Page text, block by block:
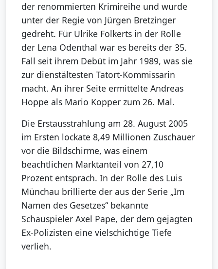
der renommierten Krimireihe und wurde
unter der Regie von Jürgen Bretzinger
gedreht. Für Ulrike Folkerts in der Rolle
der Lena Odenthal war es bereits der 35.
Fall seit ihrem Debüt im Jahr 1989, was sie
zur dienstältesten Tatort-Kommissarin
macht. An ihrer Seite ermittelte Andreas
Hoppe als Mario Kopper zum 26. Mal.
Die Erstausstrahlung am 28. August 2005
im Ersten lockate 8,49 Millionen Zuschauer
vor die Bildschirme, was einem
beachtlichen Marktanteil von 27,10
Prozent entsprach. In der Rolle des Luis
Münchau brillierte der aus der Serie „Im
Namen des Gesetzes“ bekannte
Schauspieler Axel Pape, der dem gejagten
Ex-Polizisten eine vielschichtige Tiefe
verlieh.